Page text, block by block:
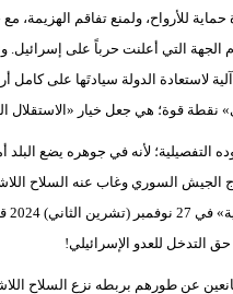
للأرواح، ولمنع تفاقم الهزيمة،
يكن في أي يوم الجهة التي أعلنت حرباً على
لاستعادة الدولة سيادتَها على كامل
نقطة قوة؛ هي جعل خيار «الاستقلال
التفصيلية؛ لأنه في جوهره يضع
التدخل للعدو الإسرائيلي!
عن طورهم بربطه نزع السلاح